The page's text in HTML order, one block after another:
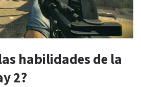
habilidades de la
2?